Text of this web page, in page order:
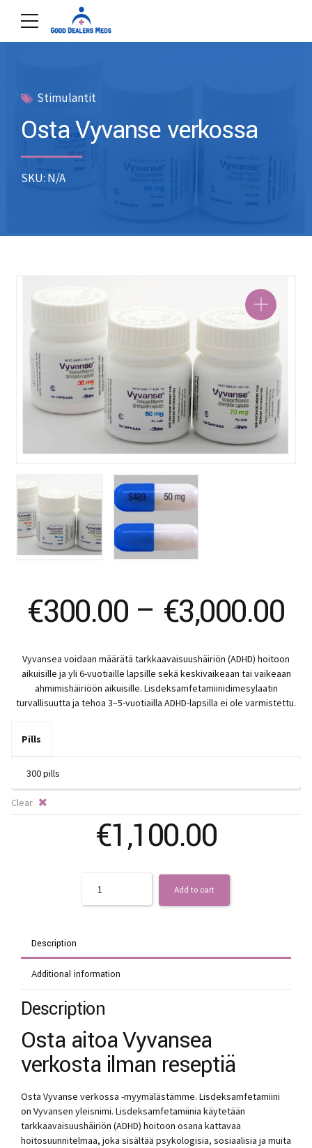
Stimulantit
Osta Vyvanse verkossa
SKU: N/A
€300.00 – €3,000.00
Vyvansea voidaan määrätä tarkkaavaisuushäiriön (ADHD) hoitoon
aikuisille ja yli 6-vuotiaille lapsille sekä keskivaikeaan tai vaikeaan
ahmimishäiriöön aikuisille. Lisdeksamfetamiinidimesylaatin
turvallisuutta ja tehoa 3–5-vuotiailla ADHD-lapsilla ei ole varmistettu.
Pills
Clear
€1,100.00
Add to cart
Description
Additional information
Description
Osta aitoa Vyvansea
verkosta ilman reseptiä
Osta Vyvanse verkossa -myymälästämme. Lisdeksamfetamiini
on Vyvansen yleisnimi. Lisdeksamfetamiinia käytetään
tarkkaavaisuushäiriön (ADHD) hoitoon osana kattavaa
hoitosuunnitelmaa, joka sisältää psykologisia, sosiaalisia ja muita